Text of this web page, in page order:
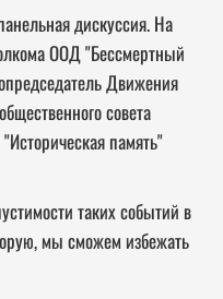
дискуссия. На
ООД "Бессмертный
Движения
совета
память"
таких событий в
мы сможем избежать